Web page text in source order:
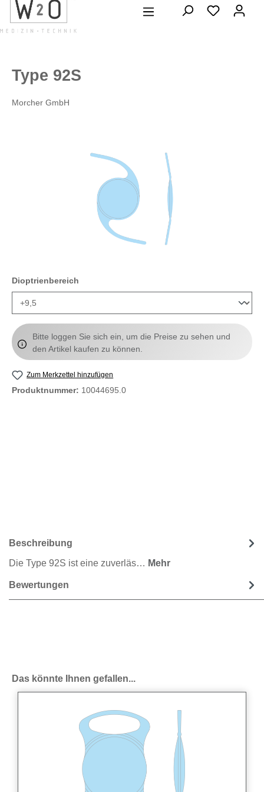
springen
Type 92S
Morcher GmbH
Dioptrienbereich
Bitte loggen Sie sich ein, um die Preise zu sehen und
den Artikel kaufen zu können.
Zum Merkzettel hinzufügen
Produktnummer: 10044695.0
Beschreibung
Die Type 92S ist eine zuverläs… Mehr
Bewertungen
Produktgalerie überspringen
Das könnte Ihnen gefallen...